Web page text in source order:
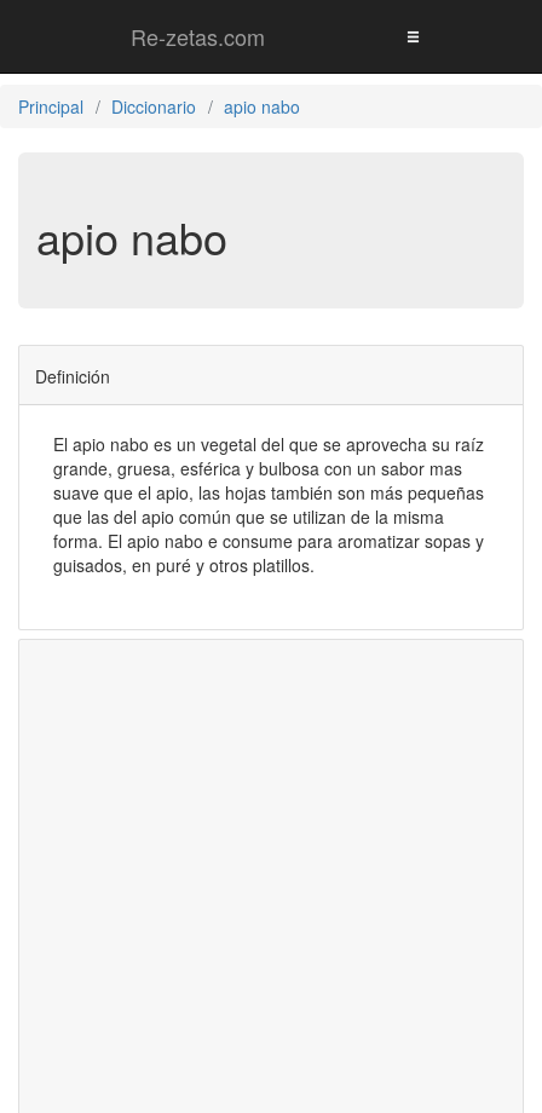
Re-zetas.com
Principal Diccionario apio nabo
apio nabo
Definición
El apio nabo es un vegetal del que se aprovecha su raíz
grande, gruesa, esférica y bulbosa con un sabor mas
suave que el apio, las hojas también son más pequeñas
que las del apio común que se utilizan de la misma
forma. El apio nabo e consume para aromatizar sopas y
guisados, en puré y otros platillos.